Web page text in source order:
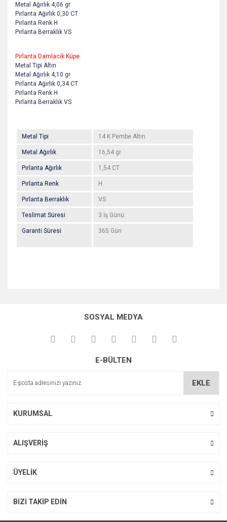
Metal Ağırlık 4,06 gr
Pırlanta Ağırlık 0,30 CT
Pırlanta Renk H
Pırlanta Berraklık VS
Pırlanta Damlacık Küpe
Metal Tipi Altın
Metal Ağırlık 4,10 gr
Pırlanta Ağırlık 0,34 CT
Pırlanta Renk H
Pırlanta Berraklık VS
Metal Tipi 14 K Pembe Altın
Metal Ağırlık 16,54 gr
Pırlanta Ağırlık 1,54 CT
Pırlanta Renk H
Pırlanta Berraklık VS
Teslimat Süresi 3 İş Günü
Garanti Süresi 365 Gün
kullanarak tarafımıza iletebilirsiniz.
Görüş ve önerileriniz için teşekkür ederiz.
Ürün açıklamasında eksik bilgiler bulunuyor.
SOSYAL MEDYA
E-BÜLTEN
EKLE
KURUMSAL
ALIŞVERİŞ
ÜYELİK
BİZİ TAKİP EDİN